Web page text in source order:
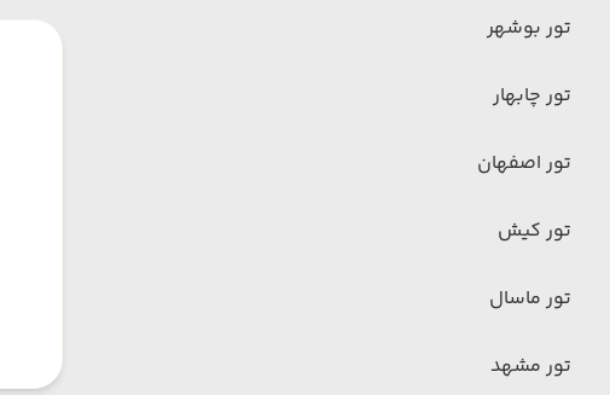
تور بوشهر
تور چابهار
تور اصفهان
تور کیش
تور ماسال
تور مشهد